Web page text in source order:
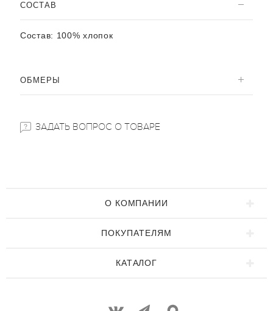
CОСТАВ
Состав: 100% хлопок
ОБМЕРЫ
ЗАДАТЬ ВОПРОС О ТОВАРЕ
О КОМПАНИИ
ПОКУПАТЕЛЯМ
КАТАЛОГ